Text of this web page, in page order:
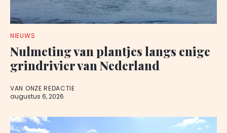
NIEUWS
Nulmeting van plantjes langs enige
grindrivier van Nederland
VAN ONZE REDACTIE
augustus 6, 2026